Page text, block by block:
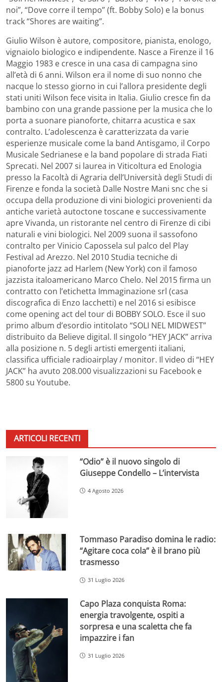
noi”, “Dove corre il tempo” (ft. Bobby Solo) e la bonus
track “Shores are waiting”.
Giulio Wilson è autore, compositore, pianista, enologo,
vignaiolo biologico e indipendente. Nasce a Firenze il 16
Maggio 1983 e cresce in una casa di campagna sino
all’età di 6 anni. Wilson era il nome di suo nonno che
nacque lo stesso giorno in cui l’allora presidente degli
stati uniti Wilson fece visita in Italia. Giulio cresce fin da
bambino con una grande passione per la musica che lo
porta a suonare pianoforte, chitarra acustica e sax
contralto. L’adolescenza è caratterizzata da varie
esperienze musicale come la band Antisgamo, il Corpo
Musicale Sedrianese e la band popolare di strada Fiati
Sprecati. Nel 2007 si laurea in Viticoltura ed Enologia
presso la Facoltà di Agraria dell’Università degli Studi di
Firenze e fonda la società Dalle Nostre Mani snc che si
occupa della produzione di vini biologici provenienti da
antiche varietà autoctone toscane e successivamente
apre Vivanda, un ristorante nel centro di Firenze di cibi
naturali e vini biologici. Nel 2009 suona il sassofono
contralto per Vinicio Capossela sul palco del Play
Festival ad Arezzo. Nel 2010 Studia tecniche di
pianoforte jazz ad Harlem (New York) con il famoso
jazzista italoamericano Marco Chelo. Nel 2015 firma un
contratto con l’etichetta Immaginazione srl (casa
discografica di Enzo Iacchetti) e nel 2016 si esibisce
come opening act del tour di BOBBY SOLO. Esce il suo
primo album d’esordio intitolato “SOLI NEL MIDWEST”
distribuito da Believe digital. Il singolo “HEY JACK” arriva
alla posizione n. 5 degli artisti emergenti italiani,
classifica ufficiale radioairplay / monitor. Il video di “HEY
JACK” ha avuto 208.000 visualizzazioni su Facebook e
5800 su Youtube.
ARTICOLI RECENTI
“Odio” è il nuovo singolo di
Giuseppe Condello – L’intervista
4 Agosto 2026
Tommaso Paradiso domina le radio:
“Agitare coca cola” è il brano più
trasmesso
31 Luglio 2026
Capo Plaza conquista Roma:
energia travolgente, ospiti a
sorpresa e una scaletta che fa
impazzire i fan
31 Luglio 2026